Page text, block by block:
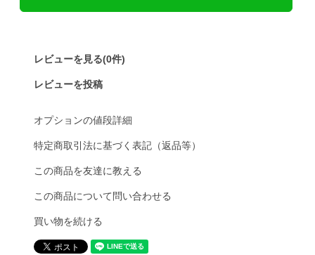
レビューを見る(0件)
レビューを投稿
オプションの値段詳細
特定商取引法に基づく表記（返品等）
この商品を友達に教える
この商品について問い合わせる
買い物を続ける